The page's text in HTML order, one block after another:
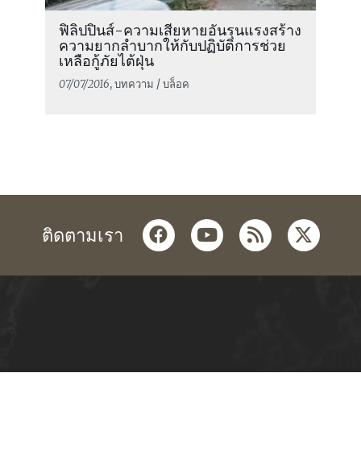
ฟิลิปปินส์-ความเสียหายอันรุนแรงสร้าง
ความยากลำบากให้กับปฏิบัติการช่วย
เหลือกู้ภัยไต้ฝุ่น
07/07/2016, บทความ / บล็อค
ติดตามเรา facebookyoutube
rss twitter